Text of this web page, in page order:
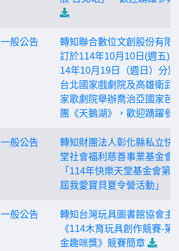
一般公告
轉知聯合數位文創股份有限
訂於114年10月10日(週五)
14年10月19日（週日）分別
台北國家戲劇院及高雄衛武
家歌劇院舉辦喬治亞國家芭
團《天鵝湖》，歡迎踴躍參
一般公告
轉知財團法人彰化縣私立快
堂社會福利慈善事業基金會
「114年快樂天堂基金會第
屆我愛寶貝夏令營活動」
一般公告
轉知台灣玩具圖書館協會主
《114木育玩具創作競賽-第
金趣咪獎》競賽簡章